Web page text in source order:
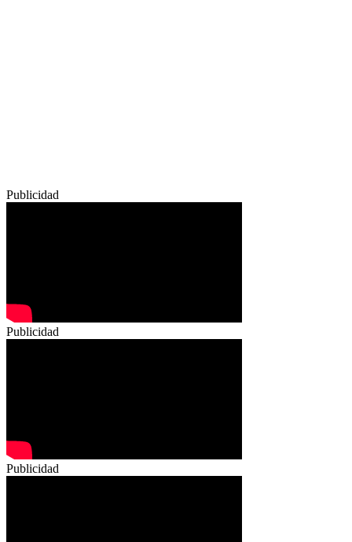
Publicidad
Publicidad
Publicidad